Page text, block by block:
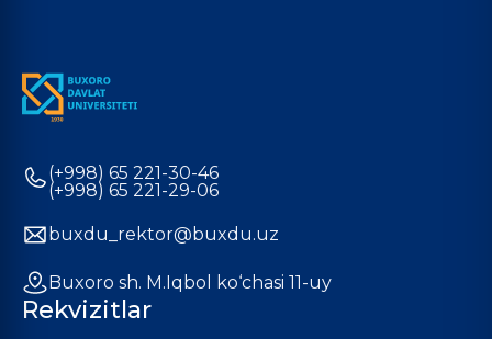
(+998) 65 221-30-46
(+998) 65 221-29-06
buxdu_rektor@buxdu.uz
Buxoro sh. M.Iqbol ko‘chasi 11-uy
Rekvizitlar